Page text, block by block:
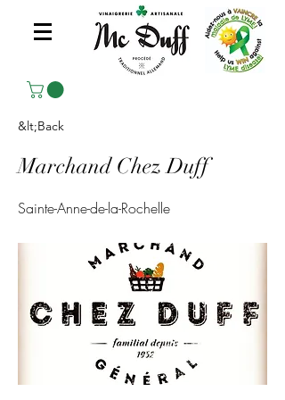
&lt;Back
Marchand Chez Duff
Sainte-Anne-de-la-Rochelle